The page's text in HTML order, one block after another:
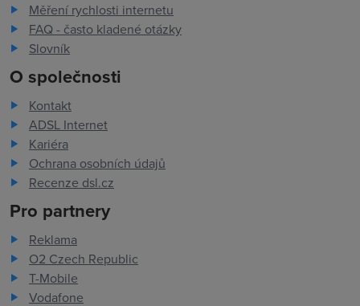
Měření rychlosti internetu
FAQ - často kladené otázky
Slovník
O společnosti
Kontakt
ADSL Internet
Kariéra
Ochrana osobních údajů
Recenze dsl.cz
Pro partnery
Reklama
O2 Czech Republic
T-Mobile
Vodafone